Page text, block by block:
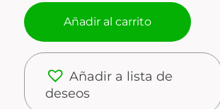
Añadir al carrito
Añadir a lista de
deseos